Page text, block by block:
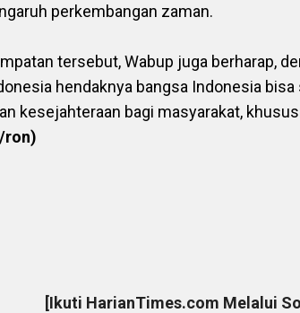
perkembangan zaman.
tersebut, Wabup juga berharap,
hendaknya bangsa Indonesia
kesejahteraan bagi masyarakat,
ron)
[Ikuti HarianTimes.com Melalui